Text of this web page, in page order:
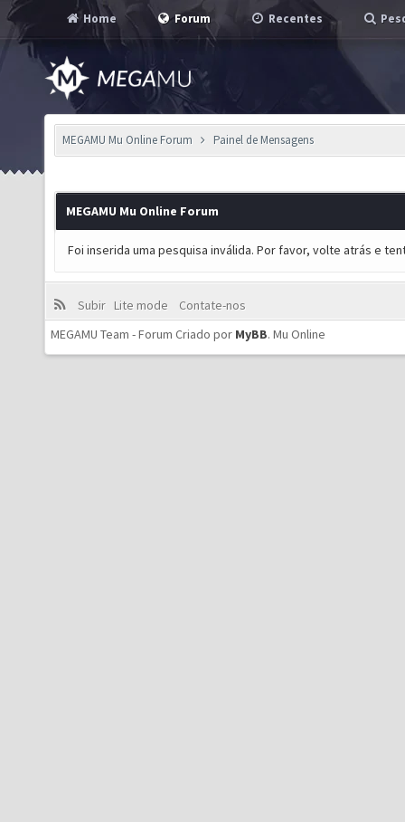
Home Forum Recentes
MEGAMU Mu Online Forum Painel de Mensagens
MEGAMU Mu Online Forum
Foi inserida uma pesquisa inválida. Por favor, volte atrás e
Subir Lite mode
Contate-nos
MEGAMU Team - Forum Criado por MyBB. Mu Online